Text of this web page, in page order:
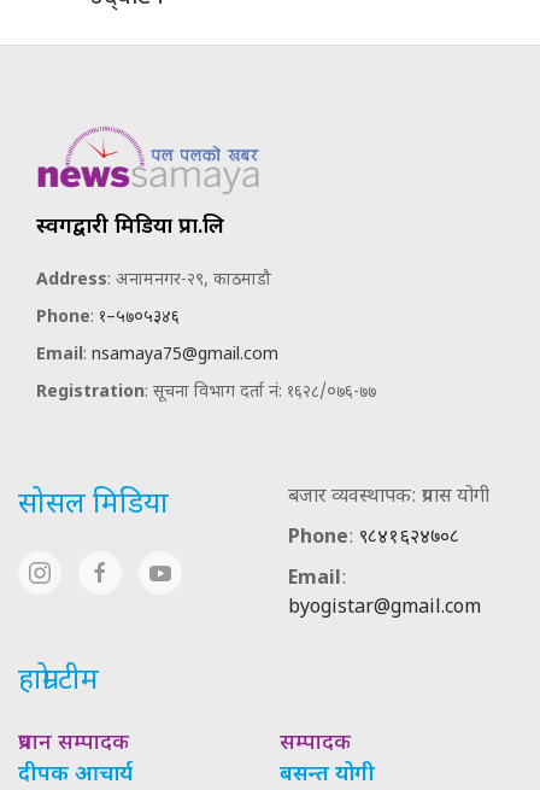
स्वर्गद्वारी मिडिया प्रा.लि
Address: अनामनगर-२९, काठमाडौ
Phone: १–५७०५३४६
Email: nsamaya75@gmail.com
Registration: सूचना विभाग दर्ता नं: १६२८/०७६-७७
सोसल मिडिया
बजार व्यवस्थापक: प्रयास योगी
Phone: ९८४१६२४७०८
Email:
byogistar@gmail.com
हाम्रो टीम
प्रधान सम्पादक
दीपक आचार्य
सम्पादक
बसन्त योगी